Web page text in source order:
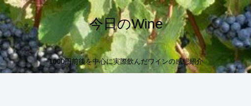
今日のWine
1000円前後を中心に実際飲んだワインの感想紹介